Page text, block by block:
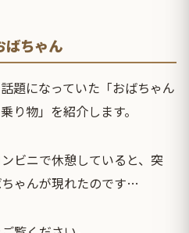
ばちゃん
題になっていた「おばちゃん
り物」を紹介します。
ビニで休憩していると、突
ゃんが現れたのです…